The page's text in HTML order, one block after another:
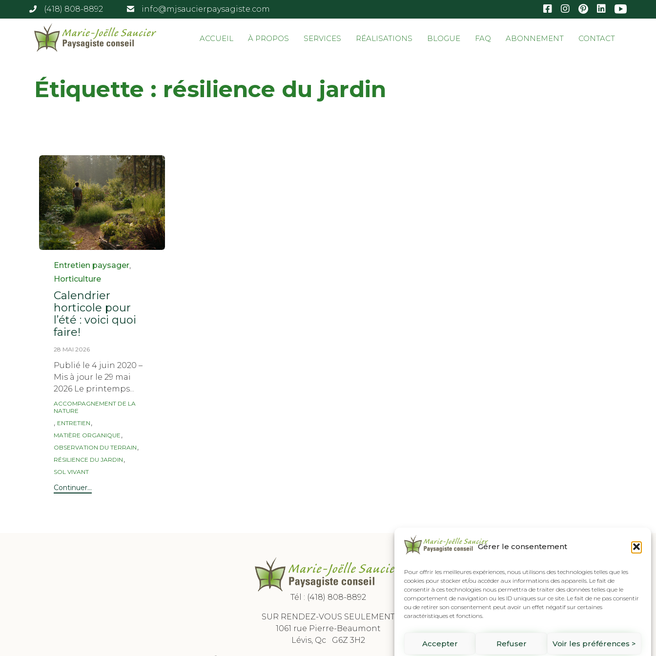
Gérer le consentement
Pour offrir les meilleures expériences, nous utilisons des technologies telles que les
cookies pour stocker et/ou accéder aux informations des appareils. Le fait de
consentir à ces technologies nous permettra de traiter des données telles que le
comportement de navigation ou les ID uniques sur ce site. Le fait de ne pas consentir
ou de retirer son consentement peut avoir un effet négatif sur certaines
caractéristiques et fonctions.
Accepter Refuser Voir les préférences >
(418) 808-8892 info@mjsaucierpaysagiste.com
ACCUEIL À PROPOS SERVICES RÉALISATIONS BLOGUE FAQ ABONNEMENT CONTACT
Étiquette : résilience du jardin
Category
Entretien paysager
Horticulture
Calendrier
horticole pour
l’été : voici quoi
faire!
28 MAI 2026
Publié le 4 juin 2020 –
Mis à jour le 29 mai
2026 Le printemps...
Tags
ACCOMPAGNEMENT DE LA
NATURE
ENTRETIEN
MATIÈRE ORGANIQUE
OBSERVATION DU TERRAIN
RÉSILIENCE DU JARDIN
SOL VIVANT
Continuer...
Tél : (418) 808-8892
SUR RENDEZ-VOUS SEULEMENT
1061 rue Pierre-Beaumont
Lévis, Qc G6Z 3H2